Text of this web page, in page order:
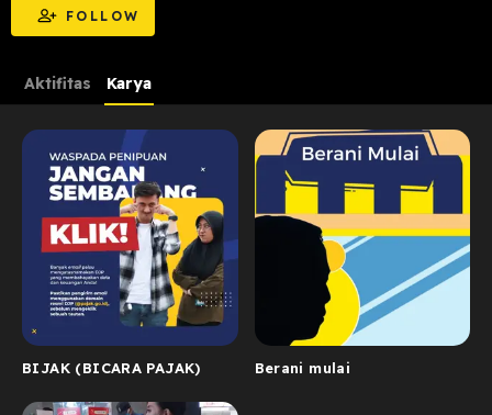
FOLLOW
Aktifitas Karya
BIJAK (BICARA PAJAK) Berani mulai